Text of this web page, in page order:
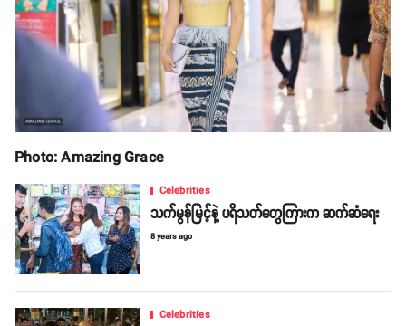
Photo: Amazing Grace
Celebrities
သက်မွန်မြင့်နဲ့ ပရိသတ်တွေကြားက ဆက်ဆံရေး
8 years ago
Celebrities